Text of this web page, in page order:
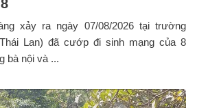
xảy ra ngày 07/08/2026 tại trường
Lan) đã cướp đi sinh mạng của 8
bà nội và ...